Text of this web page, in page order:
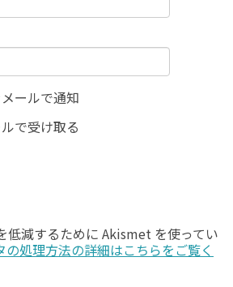
ールで通知
で受け取る
低減するために Akismet を使ってい
の処理方法の詳細はこちらをご覧く